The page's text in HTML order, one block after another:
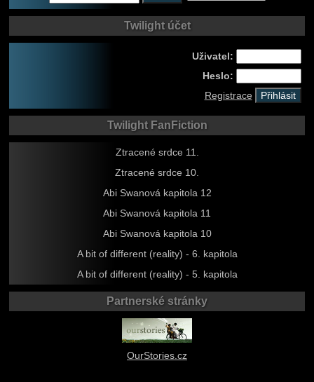
Twilight účet
Uživatel:
Heslo:
Registrace
Twilight FanFiction
Ztracené srdce 11.
Ztracené srdce 10.
Abi Swanová kapitola 12
Abi Swanová kapitola 11
Abi Swanová kapitola 10
A bit of different (reality) - 6. kapitola
A bit of different (reality) - 5. kapitola
Partnerské stránky
OurStories.cz